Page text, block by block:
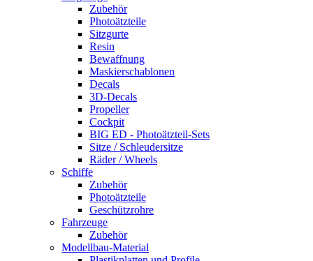
Zubehör
Photoätzteile
Sitzgurte
Resin
Bewaffnung
Maskierschablonen
Decals
3D-Decals
Propeller
Cockpit
BIG ED - Photoätzteil-Sets
Sitze / Schleudersitze
Räder / Wheels
Schiffe
Zubehör
Photoätzteile
Geschützrohre
Fahrzeuge
Zubehör
Modellbau-Material